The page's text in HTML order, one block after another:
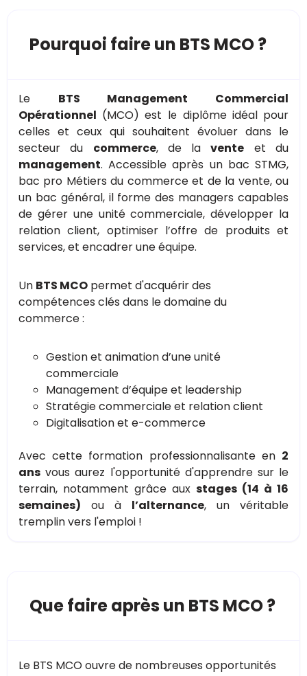
Pourquoi faire un BTS MCO ?
Le BTS Management Commercial
Opérationnel (MCO) est le diplôme idéal pour
celles et ceux qui souhaitent évoluer dans le
secteur du commerce, de lavente et du
management. Accessible après un bac STMG,
bac pro Métiers du commerce et de la vente, ou
un bac général, il forme des managers capables
de gérer une unité commerciale, développer la
relation client, optimiser l’offre de produits et
services, et encadrer une équipe.
Un BTS MCO permet d'acquérir des
compétences clés dans le domaine du
commerce :
Gestion et animation d’une unité
commerciale
Management d’équipe et leadership
Stratégie commerciale et relation client
Digitalisation et e-commerce
Avec cette formation professionnalisante en 2
ans vous aurez l'opportunité d'apprendre sur le
terrain, notamment grâce aux stages (14 à 16
semaines) ou à l’alternance, un véritable
tremplin vers l'emploi !
Que faire après un BTS MCO ?
Le BTS MCO ouvre de nombreuses opportunités